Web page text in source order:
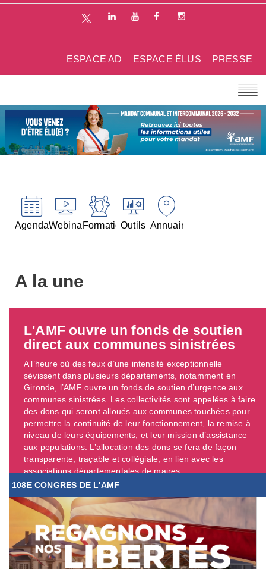
PRESSE
ESPACE ÉLUS
ESPACE AD
AgendaWebinairesFormationsOutils Annuaires
A la une
L'AMF ouvre un fonds de soutien
direct aux communes sinistrées
A l’heure où des feux d’une intensité exceptionnelle
sévissent dans plusieurs départements, notamment en
Gironde, l’AMF ouvre un fonds de soutien d’urgence aux
communes sinistrées. Les collectivités sont appelées à faire
des dons qui seront alloués aux communes touchées pour
permettre la continuité de leur fonctionnement, la remise à
niveau de leurs équipements, et leur mission d’assistance
aux populations. L’allocation des dons se fera de façon
transparente, traçable et collégiale, en lien avec les
associations départementales de maires. ...
108E CONGRES DE L'AMF